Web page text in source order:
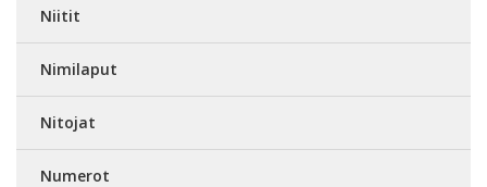
Niitit
Nimilaput
Nitojat
Numerot